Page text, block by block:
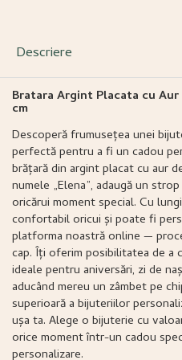
Descriere
Bratara Argint Placata cu Aur
cm
Descoperă frumusețea unei
perfectă pentru a fi un cadou
brățară din argint placat cu aur
numele „Elena”, adaugă un
oricărui moment special. Cu
confortabil oricui și poate fi
platforma noastră online —
cap. Îți oferim posibilitatea de a
ideale pentru aniversări, zi de
aducând mereu un zâmbet pe
superioară a bijuteriilor
ușa ta. Alege o bijuterie cu
orice moment într-un cadou
personalizare.